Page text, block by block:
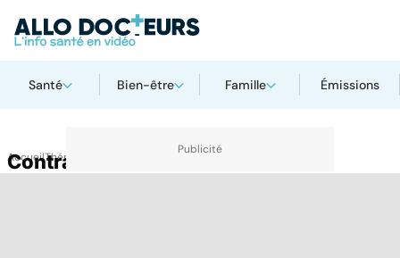
Santé Bien-être Famille Émissions
AccueilThématiques
Contractions